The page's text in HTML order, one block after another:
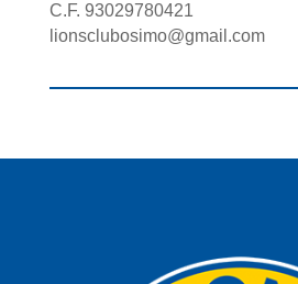
C.F. 93029780421
lionsclubosimo@gmail.com